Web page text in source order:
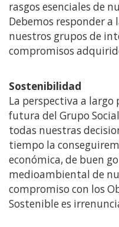
rasgos esenciales de
Debemos responder
nuestros grupos de
compromisos
Sostenibilidad
La perspectiva a
futura del Grupo
todas nuestras
tiempo la
económica, de buen
medioambiental de
compromiso con los
Sostenible es